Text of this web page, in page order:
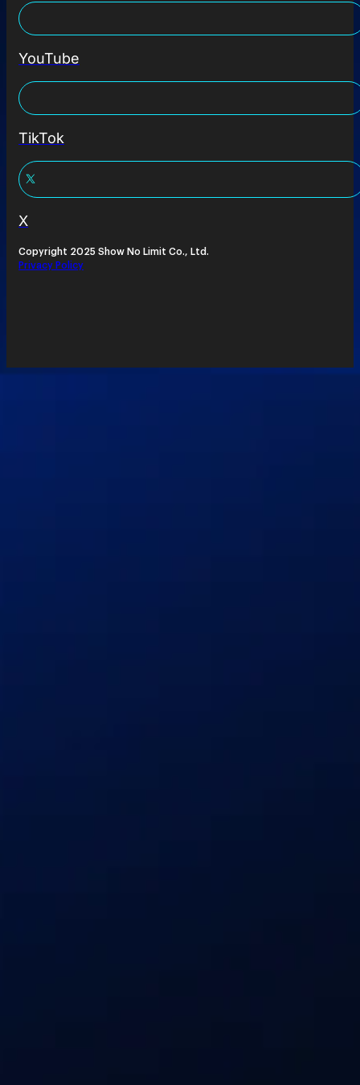
YouTube
TikTok
X
Copyright 2025 Show No Limit Co., Ltd.
Privacy Policy